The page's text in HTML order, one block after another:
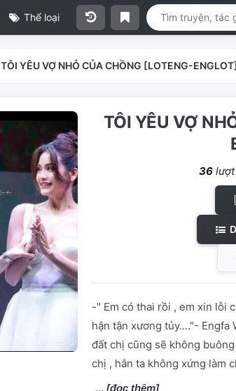
Thể loại
TÔI YÊU VỢ NHỎ CỦA CHỒNG [LOTENG-ENGLOT]
TÔI YÊU VỢ
36lượt
-" Em có thai rồi , em xin lỗi
hận tận xương tủy...."- Engfa
đất chị cũng sẽ không
chị , hắn ta không xứng làm
[đọc thêm]